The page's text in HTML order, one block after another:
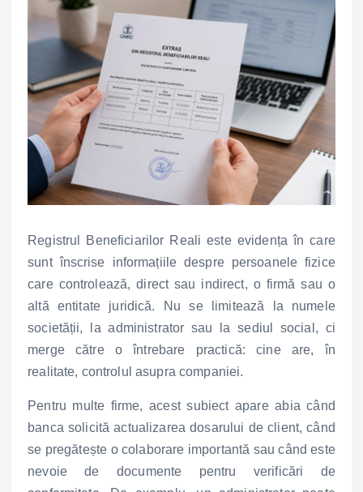
Registrul Beneficiarilor Reali este evidența în care
sunt înscrise informațiile despre persoanele fizice
care controlează, direct sau indirect, o firmă sau o
altă entitate juridică.
Nu se limitează la numele
societății, la administrator sau la sediul social, ci
merge către o întrebare practică: cine are, în
realitate, controlul asupra companiei.
Pentru multe firme, acest subiect apare abia când
banca solicită actualizarea dosarului de client, când
se pregătește o colaborare importantă sau când este
nevoie de documente pentru verificări de